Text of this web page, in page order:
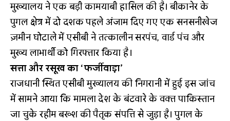
मुख्यालय ने एक बड़ी कामयाबी हासिल की है। बीकानेर के
पुगल क्षेत्र में दो दशक पहले अंजाम दिए गए एक सनसनीखेज
ज़मीन घोटाले में एसीबी ने तत्कालीन सरपंच, वार्ड पंच और
मुख्य लाभार्थी को गिरफ्तार किया है।
सत्ता और रसूख का ‘फर्जीवाड़ा’
राजधानी स्थित एसीबी मुख्यालय की निगरानी में हुई इस जांच
में सामने आया कि मामला देश के बंटवारे के वक्त पाकिस्तान
जा चुके रहीम बख्श की पैतृक संपत्ति से जुड़ा है। पुगल के